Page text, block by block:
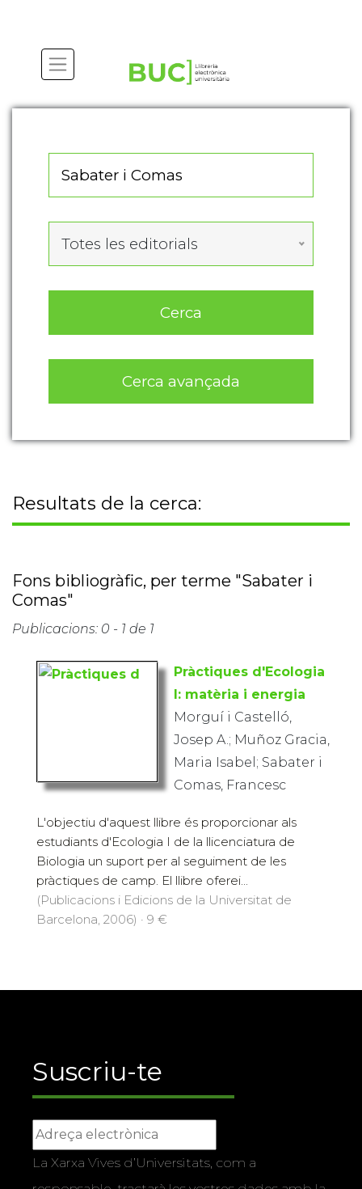
Totes les editorials
Cerca
Cerca avançada
Resultats de la cerca:
Fons bibliogràfic, per terme "Sabater i
Comas"
Publicacions: 0 - 1 de 1
Pràctiques d'Ecologia
I: matèria i energia
Morguí i Castelló,
Josep A.; Muñoz Gracia,
Maria Isabel; Sabater i
Comas, Francesc
L'objectiu d'aquest llibre és proporcionar als
estudiants d'Ecologia I de la llicenciatura de
Biologia un suport per al seguiment de les
pràctiques de camp. El llibre oferei...
(Publicacions i Edicions de la Universitat de
Barcelona, 2006) · 9 €
Suscriu-te
La Xarxa Vives d’Universitats, com a